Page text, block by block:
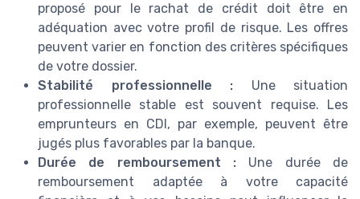
proposé pour le rachat de crédit doit être en
adéquation avec votre profil de risque. Les offres
peuvent varier en fonction des critères spécifiques
de votre dossier.
Stabilité professionnelle : Une situation
professionnelle stable est souvent requise. Les
emprunteurs en CDI, par exemple, peuvent être
jugés plus favorables par la banque.
Durée de remboursement : Une durée de
remboursement adaptée à votre capacité